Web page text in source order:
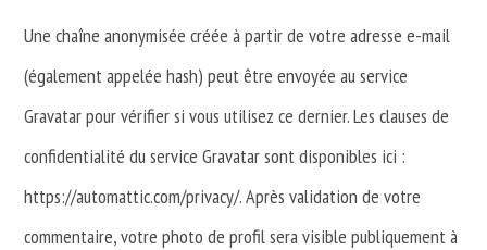
Une chaîne anonymisée créée à partir de votre adresse e-mail
(également appelée hash) peut être envoyée au service
Gravatar pour vérifier si vous utilisez ce dernier. Les clauses de
confidentialité du service Gravatar sont disponibles ici :
https://automattic.com/privacy/. Après validation de votre
commentaire, votre photo de profil sera visible publiquement à